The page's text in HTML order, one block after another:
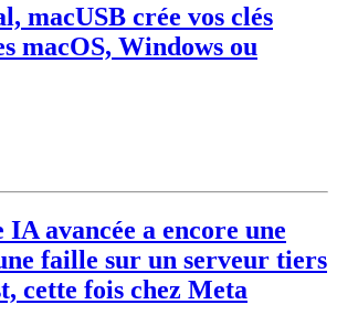
macUSB crée vos clés
macOS, Windows ou
IA avancée a encore une
faille sur un serveur tiers
cette fois chez Meta